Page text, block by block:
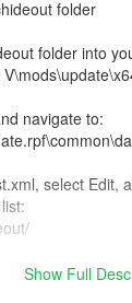
folder
folder into
navigate to:
select Edit,
Show Full